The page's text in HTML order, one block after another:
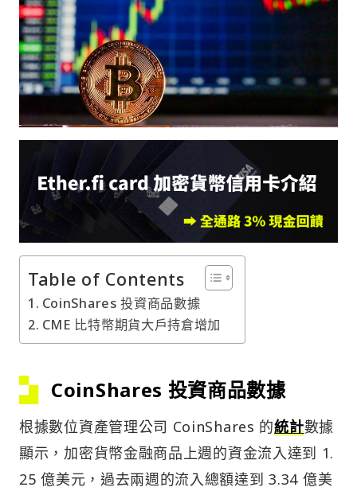
Table of Contents
CoinShares 投資商品數據
CME 比特幣期貨大戶持倉增加
CoinShares 投資商品數據
根據數位資產管理公司 CoinShares 的統計數據
顯示，加密貨幣金融商品上週的資金流入達到 1.
25 億美元，過去兩週的流入總額達到 3.34 億美